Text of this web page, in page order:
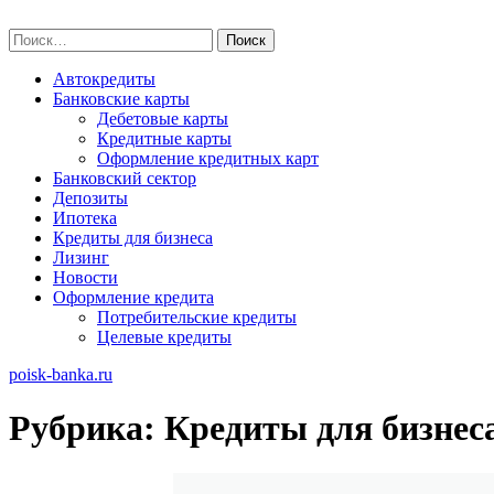
to
content
Найти:
Автокредиты
Банковские карты
Дебетовые карты
Кредитные карты
Оформление кредитных карт
Банковский сектор
Депозиты
Ипотека
Кредиты для бизнеса
Лизинг
Новости
Оформление кредита
Потребительские кредиты
Целевые кредиты
poisk-banka.ru
Рубрика: Кредиты для